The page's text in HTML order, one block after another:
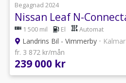
Begagnad 2024
1 500 mil El Automat
Landrins Bil - Vimmerby • Kalmar
fr. 3 872 kr/mån
239 000 kr